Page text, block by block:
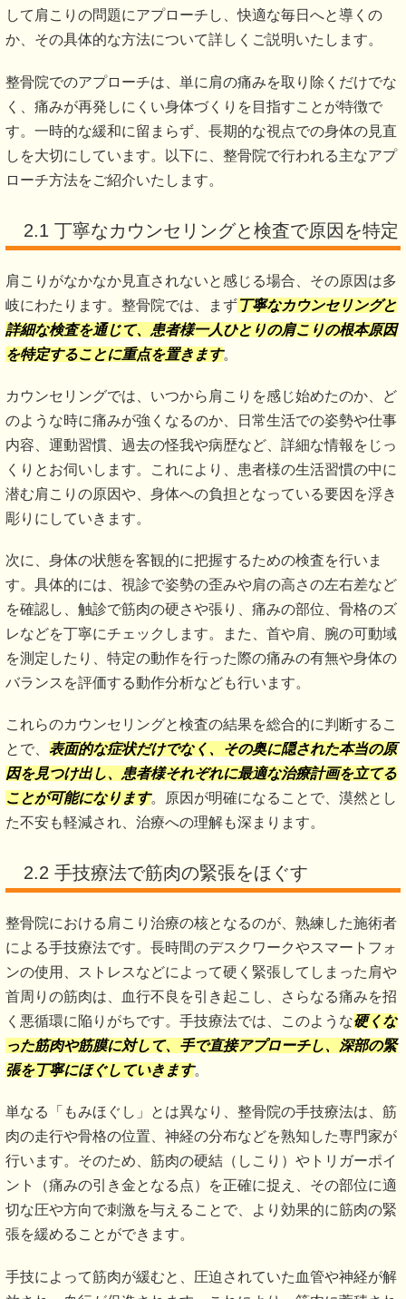
して肩こりの問題にアプローチし、快適な毎日へと導くの
か、その具体的な方法について詳しくご説明いたします。
整骨院でのアプローチは、単に肩の痛みを取り除くだけでな
く、痛みが再発しにくい身体づくりを目指すことが特徴で
す。一時的な緩和に留まらず、長期的な視点での身体の見直
しを大切にしています。以下に、整骨院で行われる主なアプ
ローチ方法をご紹介いたします。
2.1 丁寧なカウンセリングと検査で原因を特定
肩こりがなかなか見直されないと感じる場合、その原因は多
岐にわたります。整骨院では、まず丁寧なカウンセリングと
詳細な検査を通じて、患者様一人ひとりの肩こりの根本原因
を特定することに重点を置きます。
カウンセリングでは、いつから肩こりを感じ始めたのか、ど
のような時に痛みが強くなるのか、日常生活での姿勢や仕事
内容、運動習慣、過去の怪我や病歴など、詳細な情報をじっ
くりとお伺いします。これにより、患者様の生活習慣の中に
潜む肩こりの原因や、身体への負担となっている要因を浮き
彫りにしていきます。
次に、身体の状態を客観的に把握するための検査を行いま
す。具体的には、視診で姿勢の歪みや肩の高さの左右差など
を確認し、触診で筋肉の硬さや張り、痛みの部位、骨格のズ
レなどを丁寧にチェックします。また、首や肩、腕の可動域
を測定したり、特定の動作を行った際の痛みの有無や身体の
バランスを評価する動作分析なども行います。
これらのカウンセリングと検査の結果を総合的に判断するこ
とで、 表面的な症状だけでなく、その奥に隠された本当の原
因を見つけ出し、患者様それぞれに最適な治療計画を立てる
ことが可能になります。原因が明確になることで、漠然とし
た不安も軽減され、治療への理解も深まります。
2.2 手技療法で筋肉の緊張をほぐす
整骨院における肩こり治療の核となるのが、熟練した施術者
による手技療法です。長時間のデスクワークやスマートフォ
ンの使用、ストレスなどによって硬く緊張してしまった肩や
首周りの筋肉は、血行不良を引き起こし、さらなる痛みを招
く悪循環に陥りがちです。手技療法では、このような硬くな
った筋肉や筋膜に対して、手で直接アプローチし、深部の緊
張を丁寧にほぐしていきます。
単なる「もみほぐし」とは異なり、整骨院の手技療法は、筋
肉の走行や骨格の位置、神経の分布などを熟知した専門家が
行います。そのため、筋肉の硬結（しこり）やトリガーポイ
ント（痛みの引き金となる点）を正確に捉え、その部位に適
切な圧や方向で刺激を与えることで、より効果的に筋肉の緊
張を緩めることができます。
手技によって筋肉が緩むと、圧迫されていた血管や神経が解